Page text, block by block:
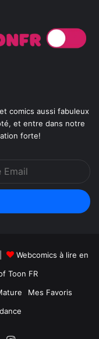
comics aussi fabuleux
et entre dans notre
forte!
Webcomics à lire en
Toon FR
Mes Favoris